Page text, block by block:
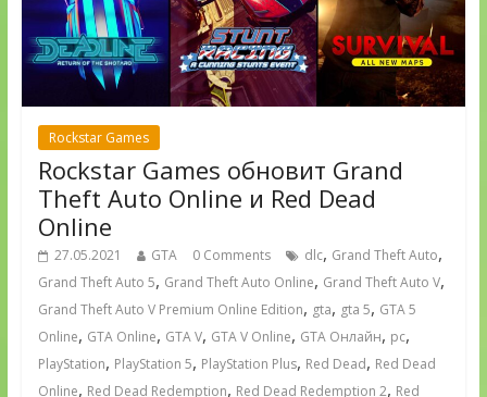
Rockstar Games
Rockstar Games обновит Grand
Theft Auto Online и Red Dead
Online
27.05.2021 GTA 0 Comments dlc, Grand Theft Auto,
Grand Theft Auto 5, Grand Theft Auto Online, Grand Theft Auto V,
Grand Theft Auto V Premium Online Edition, gta, gta 5, GTA 5
Online, GTA Online, GTA V, GTA V Online, GTA Онлайн, pc,
PlayStation, PlayStation 5, PlayStation Plus, Red Dead, Red Dead
Online, Red Dead Redemption, Red Dead Redemption 2, Red